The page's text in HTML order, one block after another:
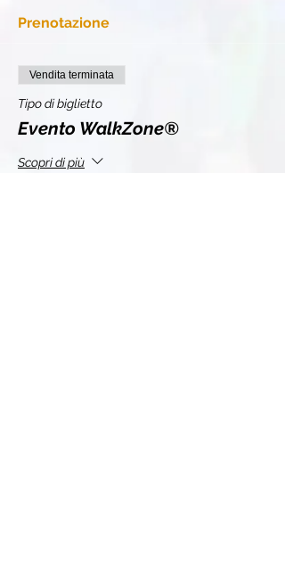
Prenotazione
Vendita terminata
Tipo di biglietto
Evento WalkZone®
Scopri di più